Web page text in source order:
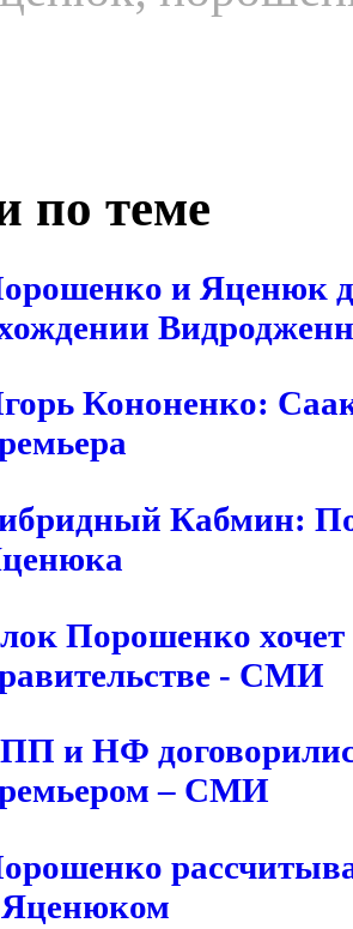
по теме
и Яценюк
Кононенко:
Кабмин:
Порошенко хочет
- СМИ
и НФ
– СМИ
Яценюком